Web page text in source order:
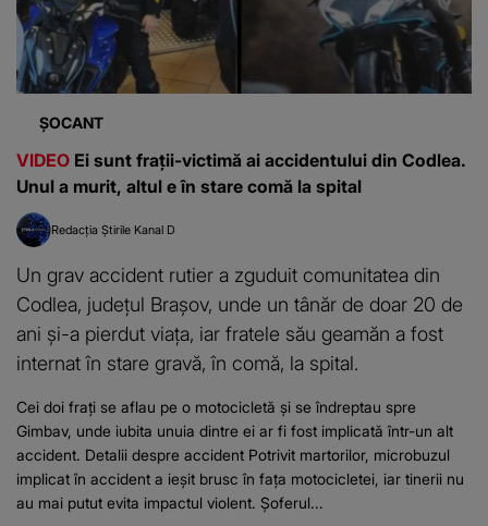
ȘOCANT
VIDEO Ei sunt frații-victimă ai accidentului din Codlea.
Unul a murit, altul e în stare comă la spital
Redacția Știrile Kanal D
Un grav accident rutier a zguduit comunitatea din
Codlea, județul Brașov, unde un tânăr de doar 20 de
ani și-a pierdut viața, iar fratele său geamăn a fost
internat în stare gravă, în comă, la spital.
Cei doi frați se aflau pe o motocicletă și se îndreptau spre
Gimbav, unde iubita unuia dintre ei ar fi fost implicată într-un alt
accident. Detalii despre accident Potrivit martorilor, microbuzul
implicat în accident a ieșit brusc în fața motocicletei, iar tinerii nu
au mai putut evita impactul violent. Șoferul...